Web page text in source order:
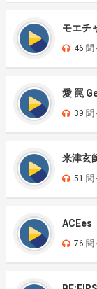
46 聞
愛 罠
39 聞
米津玄
51 聞
ACEes
76 聞